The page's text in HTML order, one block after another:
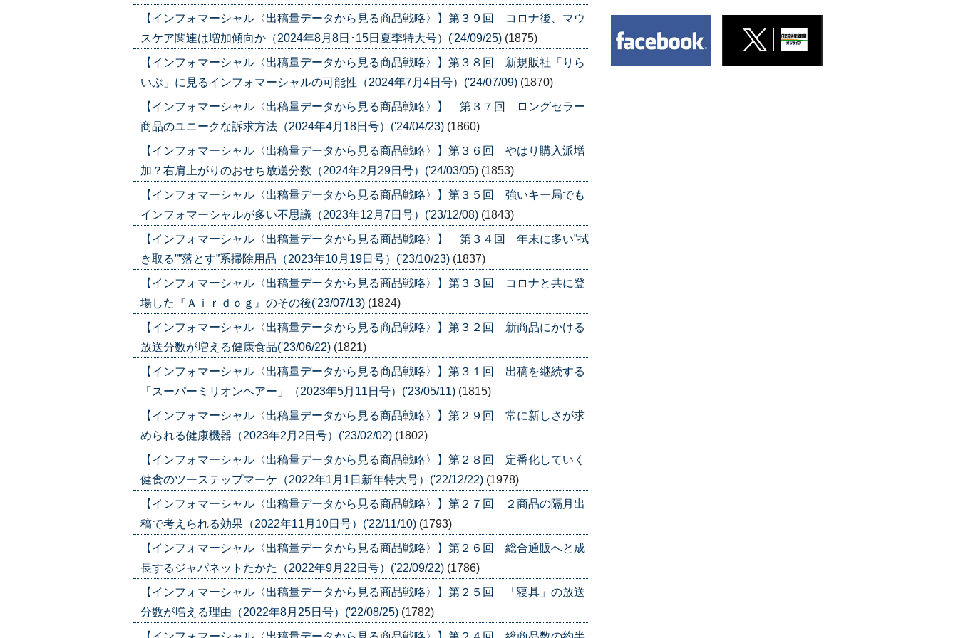
【インフォマーシャル〈出稿量データから見る商品戦略〉】第３９回 コロナ後、マウ
スケア関連は増加傾向か（2024年8月8日･15日夏季特大号）('24/09/25) (1875)
【インフォマーシャル〈出稿量データから見る商品戦略〉】第３８回 新規販社「りら
いぶ」に見るインフォマーシャルの可能性（2024年7月4日号）('24/07/09) (1870)
【インフォマーシャル〈出稿量データから見る商品戦略〉】 第３７回 ロングセラー
商品のユニークな訴求方法（2024年4月18日号）('24/04/23) (1860)
【インフォマーシャル〈出稿量データから見る商品戦略〉】第３６回 やはり購入派増
加？右肩上がりのおせち放送分数（2024年2月29日号）('24/03/05) (1853)
【インフォマーシャル〈出稿量データから見る商品戦略〉】第３５回 強いキー局でも
インフォマーシャルが多い不思議（2023年12月7日号）('23/12/08) (1843)
【インフォマーシャル〈出稿量データから見る商品戦略〉】 第３４回 年末に多い”拭
き取る””落とす”系掃除用品（2023年10月19日号）('23/10/23) (1837)
【インフォマーシャル〈出稿量データから見る商品戦略〉】第３３回 コロナと共に登
場した『Ａｉｒｄｏｇ』のその後('23/07/13) (1824)
【インフォマーシャル〈出稿量データから見る商品戦略〉】第３２回 新商品にかける
放送分数が増える健康食品('23/06/22) (1821)
【インフォマーシャル〈出稿量データから見る商品戦略〉】第３１回 出稿を継続する
「スーパーミリオンヘアー」（2023年5月11日号）('23/05/11) (1815)
【インフォマーシャル〈出稿量データから見る商品戦略〉】第２９回 常に新しさが求
められる健康機器（2023年2月2日号）('23/02/02) (1802)
【インフォマーシャル〈出稿量データから見る商品戦略〉】第２８回 定番化していく
健食のツーステップマーケ（2022年1月1日新年特大号）('22/12/22) (1978)
【インフォマーシャル〈出稿量データから見る商品戦略〉】第２７回 ２商品の隔月出
稿で考えられる効果（2022年11月10日号）('22/11/10) (1793)
【インフォマーシャル〈出稿量データから見る商品戦略〉】第２６回 総合通販へと成
長するジャパネットたかた（2022年9月22日号）('22/09/22) (1786)
【インフォマーシャル〈出稿量データから見る商品戦略〉】第２５回 「寝具」の放送
分数が増える理由（2022年8月25日号）('22/08/25) (1782)